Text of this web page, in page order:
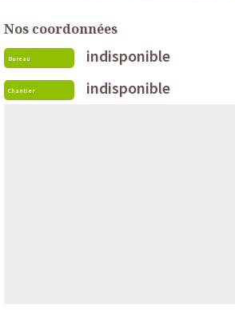
Nos coordonnées
Bureau indisponible
Chantier indisponible